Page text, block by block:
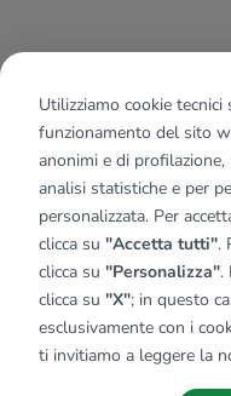
Utilizziamo cookie
funzionamento del sito
anonimi e di
analisi statistiche e per
personalizzata. Per
clicca su "Accetta tutti".
clicca su "Personalizza".
clicca su "X"; in questo
esclusivamente con i
ti invitiamo a leggere la